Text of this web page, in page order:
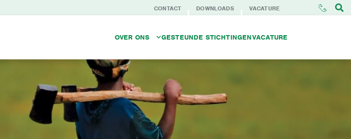
CONTACT DOWNLOADS VACATURE
OVER ONS
IDENTITEIT
ANBI
GESTEUNDE STICHTINGENVACATURE